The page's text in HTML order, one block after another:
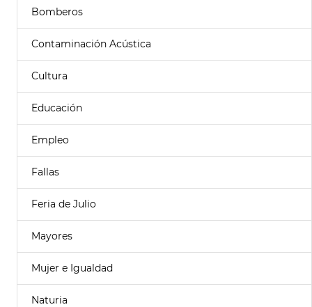
Bomberos
Contaminación Acústica
Cultura
Educación
Empleo
Fallas
Feria de Julio
Mayores
Mujer e Igualdad
Naturia